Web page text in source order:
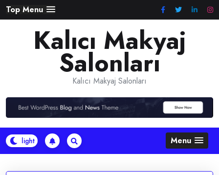
Skip
to
Top Menu
Kalıcı Makyaj
Salonları
Kalıcı Makyaj Salonları
Menu